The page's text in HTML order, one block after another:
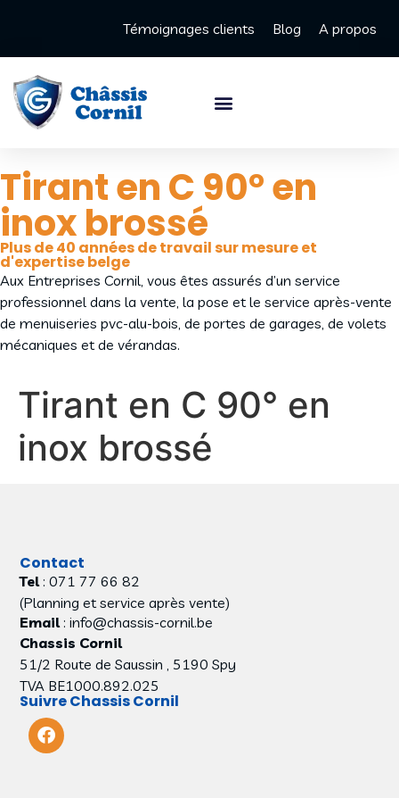
Témoignages clients Blog A propos
Tirant en C 90° en
inox brossé
Plus de 40 années de travail sur mesure et
d'expertise belge
Aux Entreprises Cornil, vous êtes assurés d’un service
professionnel dans la vente, la pose et le service après-vente
de menuiseries pvc-alu-bois, de portes de garages, de volets
mécaniques et de vérandas.
Tirant en C 90° en
inox brossé
Contact
Tel: 071 77 66 82
(Planning et service après vente)
Email: info@chassis-cornil.be
Chassis Cornil
51/2 Route de Saussin , 5190 Spy
TVA BE1000.892.025
Suivre Chassis Cornil